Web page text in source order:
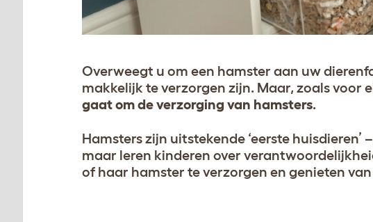
Overweegt u om een hamster aan uw
makkelijk te verzorgen zijn. Maar, zoals voor
gaat om de verzorging van hamsters.
Hamsters zijn uitstekende ‘eerste
maar leren kinderen over
of haar hamster te verzorgen en genieten